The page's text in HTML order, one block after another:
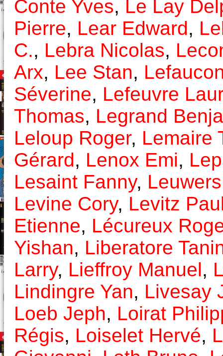
Conte Yves, Le Lay
Pierre, Lear Edward,
C., Lebra Nicolas,
Arx, Lee Stan,
Séverine, Lefeuvre
Thomas, Legrand
Leloup Roger, Lemaire
Gérard, Lenox Emi,
Lesaint Fanny,
Levine Cory, Levitz
Etienne, Lécureux
Yishan, Liberatore
Larry, Lieffroy Manuel,
Lindingre Yan, Livesay
Loeb Jeph, Loirat
Régis, Loiselet Hervé,